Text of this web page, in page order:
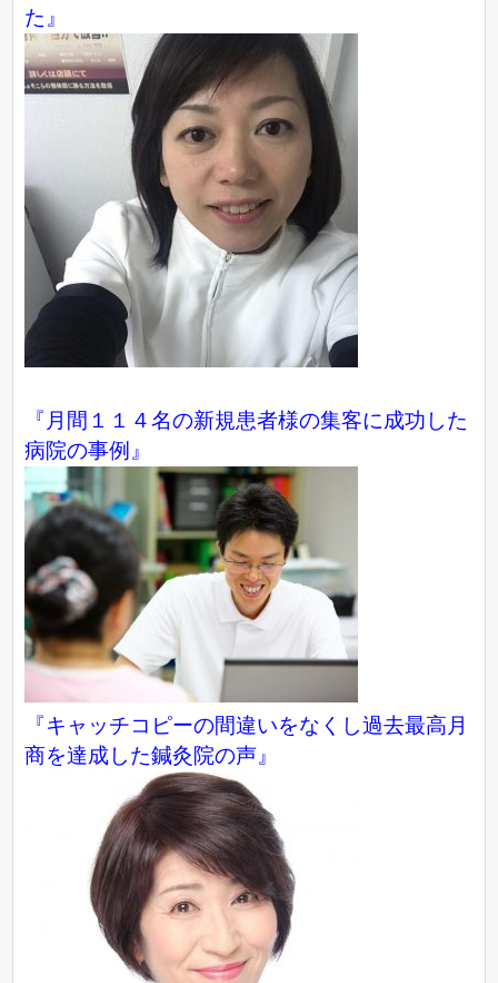
た』
『月間１１４名の新規患者様の集客に成功した
病院の事例』
『キャッチコピーの間違いをなくし過去最高月
商を達成した鍼灸院の声』